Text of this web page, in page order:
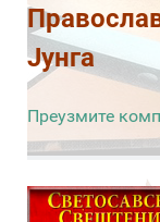
Јунга
Преузмите